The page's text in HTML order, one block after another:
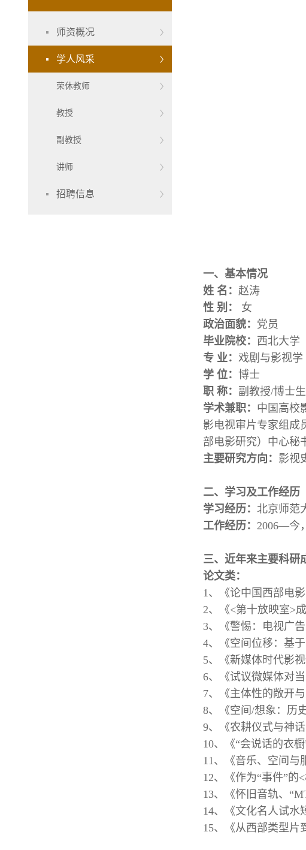
师资概况
学人风采
荣休教师
教授
副教授
讲师
招聘信息
一、基本情况
姓 名： 赵涛
性 别：
女
政治面貌： 党员
毕业院校： 西北大学
专 业： 戏剧与影视学
学 位： 博士
职 称： 副教授/博士
学术兼职： 中国高校
影电视审片专家组成
部电影研究）中心秘
主要研究方向： 影视
二、学习及工作经历
学习经历： 北京师范
工作经历： 2006—今
三、近年来主要科研
论文类：
1、《论中国西部电
2、《<第十放映室>
3、《警惕：电视广
4、《空间位移：基
5、《新媒体时代影
6、《试议微媒体对
7、《主体性的敞开
8、《空间/想象：历
9、《农耕仪式与神
10、《“会说话的衣
11、《音乐、空间与
12、《作为“事件”的
13、《怀旧音轨、
14、《文化名人试水
15、《从西部类型片